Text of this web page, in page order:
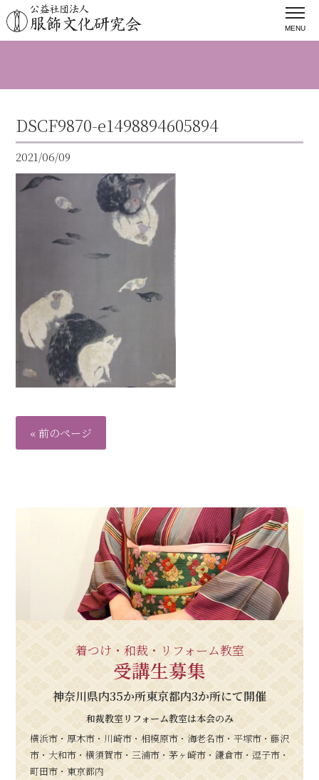
MENU
DSCF9870-e1498894605894
2021/06/09
« 前のページ
着つけ・和裁・リフォーム教室
受講生募集
神奈川県内35か所東京都内3か所にて開催
和裁教室リフォーム教室は本会のみ
横浜市・厚木市・川崎市・相模原市・海老名市・平塚市・藤沢
市・大和市・横須賀市・三浦市・茅ヶ崎市・鎌倉市・逗子市・
町田市・東京都内